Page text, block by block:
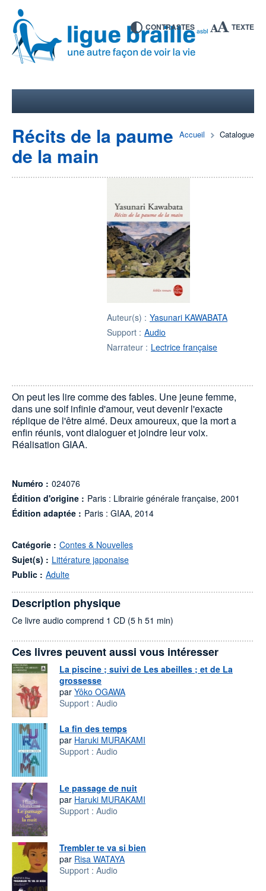
CONTRASTES TEXTE
Accueil Catalogue
Récits de la paume
de la main
Auteur(s) : Yasunari KAWABATA
Support : Audio
Narrateur : Lectrice française
On peut les lire comme des fables. Une jeune femme,
dans une soif infinie d'amour, veut devenir l'exacte
réplique de l'être aimé. Deux amoureux, que la mort a
enfin réunis, vont dialoguer et joindre leur voix.
Réalisation GIAA.
Numéro : 024076
Édition d'origine : Paris : Librairie générale française, 2001
Édition adaptée : Paris : GIAA, 2014
Catégorie : Contes & Nouvelles
Sujet(s) : Littérature japonaise
Public : Adulte
Description physique
Ce livre audio comprend 1 CD (5 h 51 min)
Ces livres peuvent aussi vous intéresser
La piscine ; suivi de Les abeilles ; et de La
grossesse
par Yôko OGAWA
Support : Audio
La fin des temps
par Haruki MURAKAMI
Support : Audio
Le passage de nuit
par Haruki MURAKAMI
Support : Audio
Trembler te va si bien
par Risa WATAYA
Support : Audio